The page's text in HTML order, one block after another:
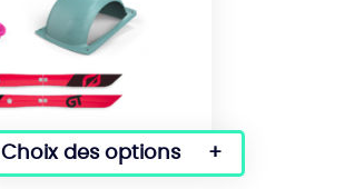
Choix des options